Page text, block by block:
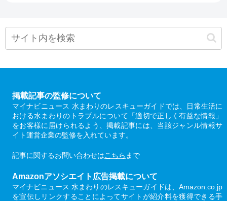
掲載記事の監修について
マイナビニュース 水まわりのレスキューガイドでは、日常生活に
おける水まわりのトラブルについて「適切で正しく有益な情報」
をお客様に届けられるよう、掲載記事には、当該ジャンル情報サ
イト運営企業の監修を入れています。
記事に関するお問い合わせはこちら まで
Amazonアソシエイト広告掲載について
マイナビニュース 水まわりのレスキューガイドは、Amazon.co.jp
を宣伝しリンクすることによってサイトが紹介料を獲得できる手